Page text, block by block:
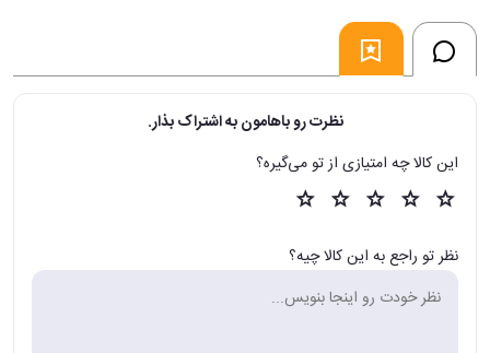
نظرت رو باهامون به اشتراک بذار.
این کالا چه امتیازی از تو می‌گیره؟
نظر تو راجع به این کالا چیه؟